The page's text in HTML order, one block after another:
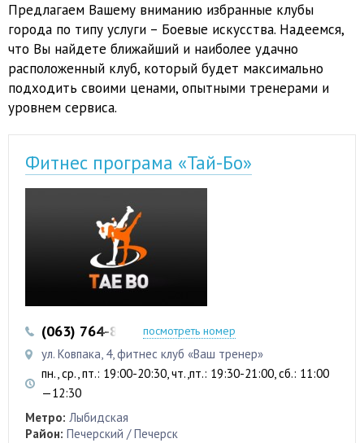
Предлагаем Вашему вниманию избранные клубы
города по типу услуги – Боевые искусства. Надеемся,
что Вы найдете ближайший и наиболее удачно
расположенный клуб, который будет максимально
подходить своими ценами, опытными тренерами и
уровнем сервиса.
Фитнес програма «Тай-Бо»
(063) 764-88-63 (097) 737-28-36
посмотреть номер
ул. Ковпака, 4, фитнес клуб «Ваш тренер»
пн., ср., пт.: 19:00-20:30, чт.,пт.: 19:30-21:00, сб.: 11:00
—12:30
Метро: Лыбидская
Район: Печерский / Печерск